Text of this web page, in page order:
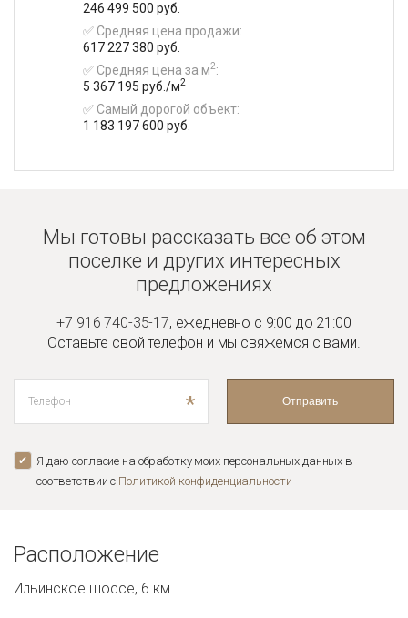
246 499 500 руб.
✅ Средняя цена продажи:
617 227 380 руб.
✅ Средняя цена за м2:
5 367 195 руб./м2
✅ Самый дорогой объект:
1 183 197 600 руб.
Мы готовы рассказать все об этом
поселке и других интересных
предложениях
+7 916 740-35-17, ежедневно с 9:00 до 21:00
Оставьте свой телефон и мы свяжемся с вами.
* Отправить
Я даю согласие на обработку моих персональных данных в
соответствии с Политикой конфиденциальноcти
Расположение
Ильинское шоссе, 6 км